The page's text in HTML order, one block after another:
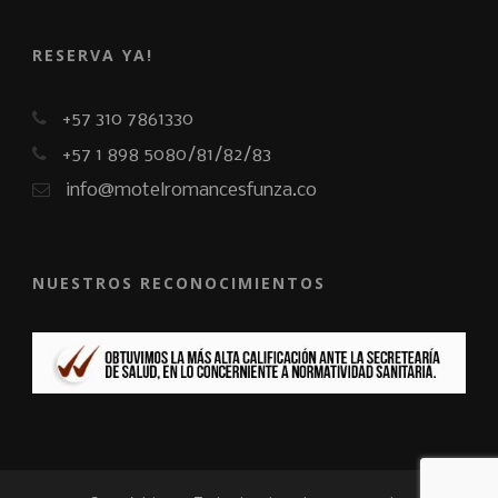
RESERVA YA!
+57 310 7861330
+57 1 898 5080/81/82/83
info@motelromancesfunza.co
NUESTROS RECONOCIMIENTOS